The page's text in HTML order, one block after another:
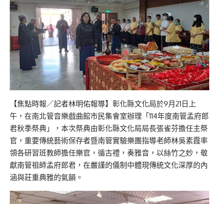
【焦點時報／記者林明佑報導】彰化縣文化局於9月21日上
午，在南北管音樂戲曲館市民集會室辦理「114年度南管孟府郎
君秋季祭典」，本次祭典由彰化縣文化局局長張雀芬擔任主祭
官，重要傳統藝術保存者暨南管實驗樂團指導老師林吳素霞率
領各研習班教師擔任樂官，循古禮，奏雅音，以絲竹之妙，敬
獻南管祖師孟府郎君，在嚴謹的儀制中體現傳統文化深厚的內
涵與莊重典雅的氣韻。